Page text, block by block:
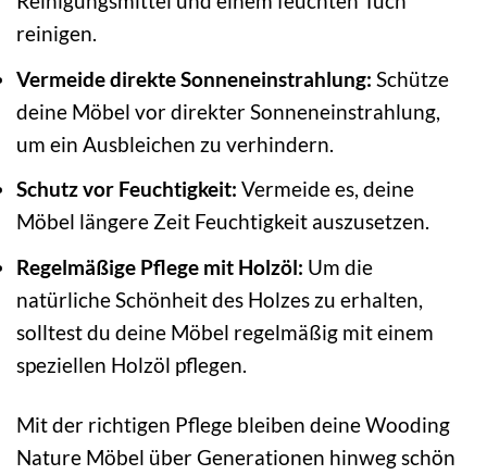
reinigen.
Vermeide direkte Sonneneinstrahlung: Schütze
deine Möbel vor direkter Sonneneinstrahlung,
um ein Ausbleichen zu verhindern.
Schutz vor Feuchtigkeit: Vermeide es, deine
Möbel längere Zeit Feuchtigkeit auszusetzen.
Regelmäßige Pflege mit Holzöl: Um die
natürliche Schönheit des Holzes zu erhalten,
solltest du deine Möbel regelmäßig mit einem
speziellen Holzöl pflegen.
Mit der richtigen Pflege bleiben deine Wooding
Nature Möbel über Generationen hinweg schön